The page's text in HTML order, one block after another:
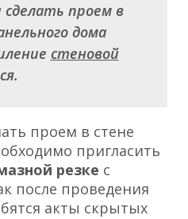
проем в
дома
стеновой
проем в стене
пригласить
резке с
после проведения
акты скрытых